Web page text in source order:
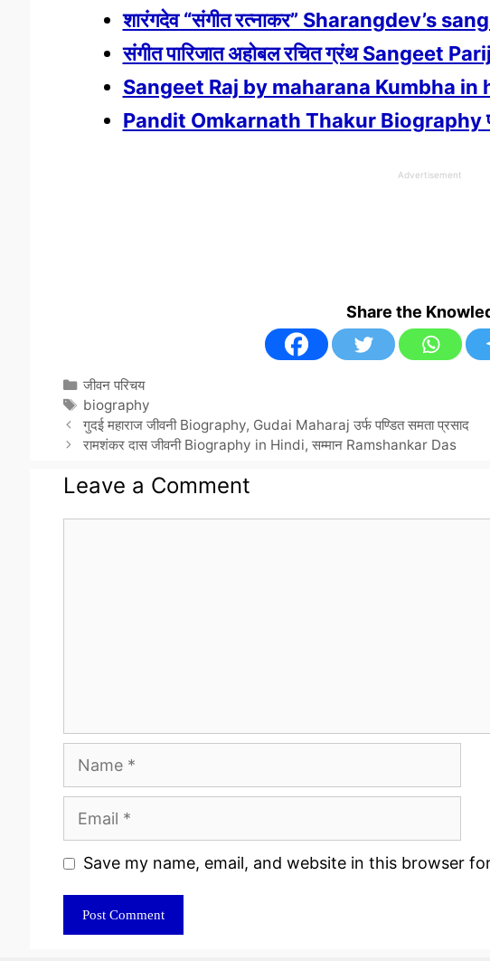
शारंगदेव “संगीत रत्नाकर” Sharangdev’s
संगीत पारिजात अहोबल रचित ग्रंथ Sangeet
Sangeet Raj by maharana Kumbha in hindi
Pandit Omkarnath Thakur Biography
Advertisement
Share the
Categories
जीवन परिचय
Tags
biography
गुदई महाराज जीवनी Biography, Gudai Maharaj उर्फ पण्डित समता प्रसाद
रामशंकर दास जीवनी Biography in Hindi, सम्मान Ramshankar Das
Leave a Comment
Name
Email
Website
Save my name, email, and website in this browser